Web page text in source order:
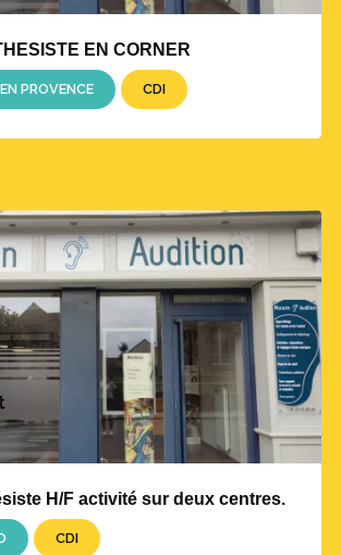
EN CORNER
PROVENCE CDI
H/F activité sur deux centres.
CDI